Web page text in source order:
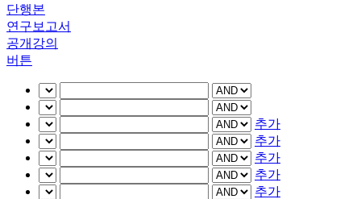
단행본
연구보고서
공개강의
버튼
추가
추가
추가
추가
추가